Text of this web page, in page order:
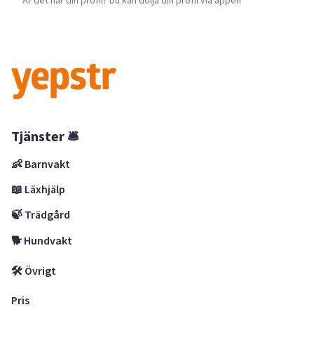
Tjänster 🛎
👶 Barnvakt
📖 Läxhjälp
🍃 Trädgård
🐕 Hundvakt
🛠 Övrigt
Pris